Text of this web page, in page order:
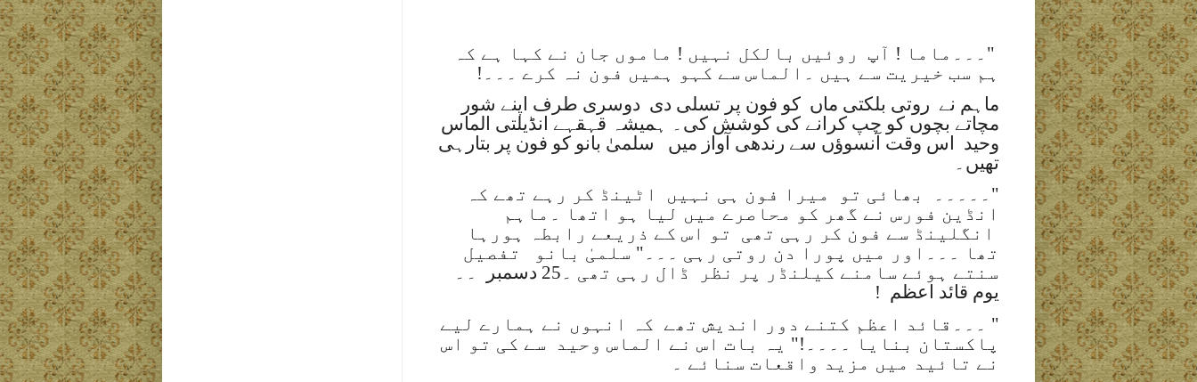
"۔۔۔ماما ! آپ روئیں بالکل نہیں ! ماموں جان نے کہا ہے کہ
ہم سب خیریت سے ہیں ۔الماس سے کہو ہمیں فون نہ کرے ۔۔۔!
ماہم نے روتی بلکتی ماں کو فون پر تسلی دی دوسری طرف اپنے شور
مچاتے بچوں کو چپ کرانے کی کوشش کی۔ ہمیشہ قہقہے انڈیلتی الماس
وحید
اس وقت آنسوؤں سے رندھی آواز میں
سلمیٰ بانو کو فون پر بتارہی
تھیں۔
"۔۔۔۔۔
بھائی تو میرا فون ہی نہیں
اٹینڈ کر رہے تھے کہ
انڈین فورس نے گھر کو محاصرے میں لیا ہو اتھا ۔ماہم
انگلینڈ سے فون کر رہی تھی
تو اس کے ذریعے رابطہ ہورہا
تھا ۔۔۔اور میں پورا دن روتی رہی ۔۔۔" سلمیٰ بانو
تفصیل
سنتے ہوئے سامنے کیلنڈر پر نظر
ڈال رہی تھی ۔25 دسمبر
۔۔
یوم قائد اعظم !
" ۔۔۔قائد اعظم کتنے دور اندیش تھے کہ انہوں نے ہمارے لیے
پاکستان بنایا ۔۔۔۔!" یہ بات اس نے الماس وحید
سے کی تو اس
نے تائید میں مزید واقعات سنائے ۔